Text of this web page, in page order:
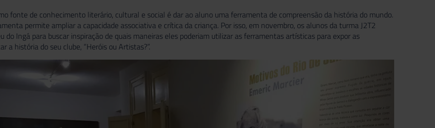
fonte de conhecimento literário, cultural e social é dar ao aluno uma ferramenta de compreensão da história do mundo.
permite ampliar a capacidade associativa e crítica da criança. Por isso, em novembro, os alunos da turma J2T2
do Ingá para buscar inspiração de quais maneiras eles poderiam utilizar as ferramentas artísticas para expor as
a história do seu clube, “Heróis ou Artistas?”.